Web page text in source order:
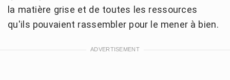
la matière grise et de toutes les ressources
qu'ils pouvaient rassembler pour le mener à bien.